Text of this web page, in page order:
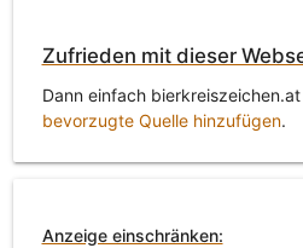
Zufrieden mit dieser
Dann einfach
bevorzugte Quelle hinzufügen.
Anzeige einschränken: